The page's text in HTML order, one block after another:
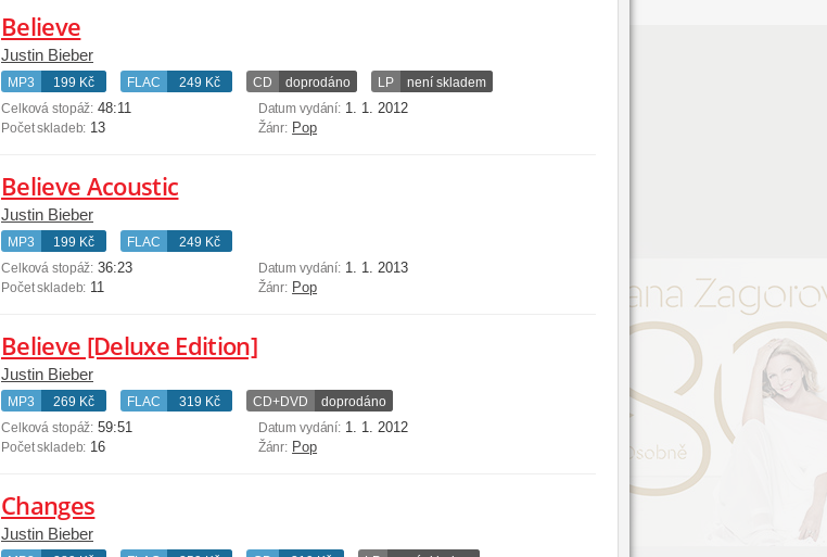
Believe
Justin Bieber
MP3 199 Kč FLAC 249 Kč CD doprodáno LP
není skladem
Celková stopáž: 48:11
Počet skladeb: 13
Datum vydání: 1. 1. 2012
Žánr: Pop
Believe Acoustic
Justin Bieber
MP3 199 Kč FLAC
249 Kč
Celková stopáž: 36:23
Počet skladeb: 11
Datum vydání: 1. 1. 2013
Žánr: Pop
Believe [Deluxe Edition]
Justin Bieber
MP3 269 Kč FLAC 319 Kč CD+DVD
doprodáno
Celková stopáž: 59:51
Počet skladeb: 16
Datum vydání: 1. 1. 2012
Žánr: Pop
Changes
Justin Bieber